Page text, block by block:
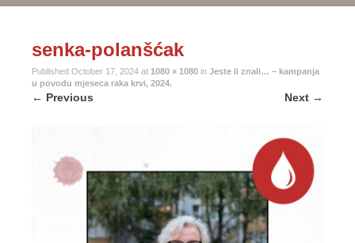
senka-polanšćak
Published October 17, 2024 at 1080 × 1080 in Jeste li znali… – kampanja
u povodu mjeseca raka krvi, 2024.
← Previous Next →